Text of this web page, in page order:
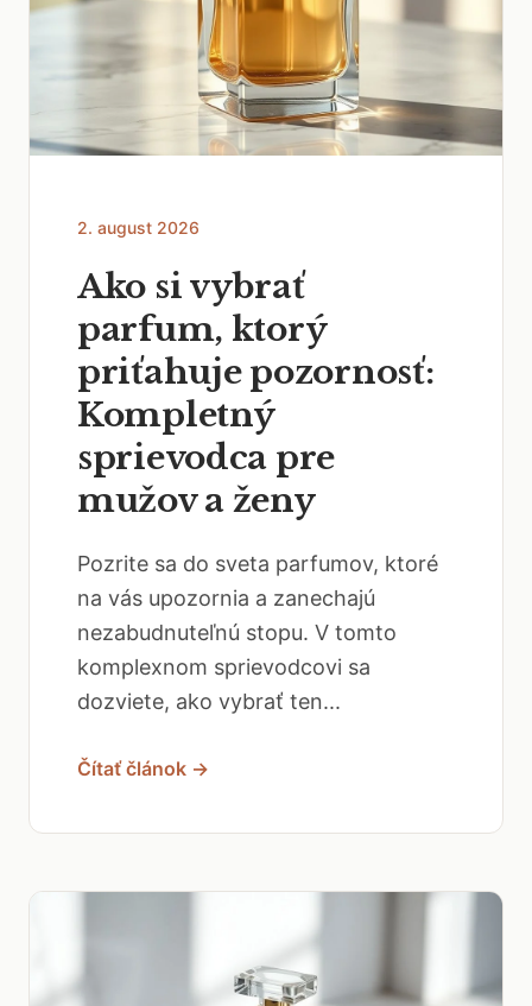
2. august 2026
Ako si vybrať
parfum, ktorý
priťahuje pozornosť:
Kompletný
sprievodca pre
mužov a ženy
Pozrite sa do sveta parfumov, ktoré
na vás upozornia a zanechajú
nezabudnuteľnú stopu. V tomto
komplexnom sprievodcovi sa
dozviete, ako vybrať ten...
Čítať článok →